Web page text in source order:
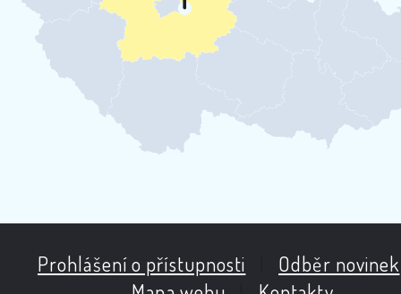
Prohlášení o přístupnosti Odběr novinek